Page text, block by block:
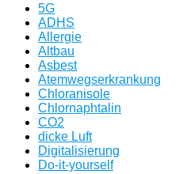
5G
ADHS
Allergie
Altbau
Asbest
Atemwegserkrankung
Chloranisole
Chlornaphtalin
CO2
dicke Luft
Digitalisierung
Do-it-yourself